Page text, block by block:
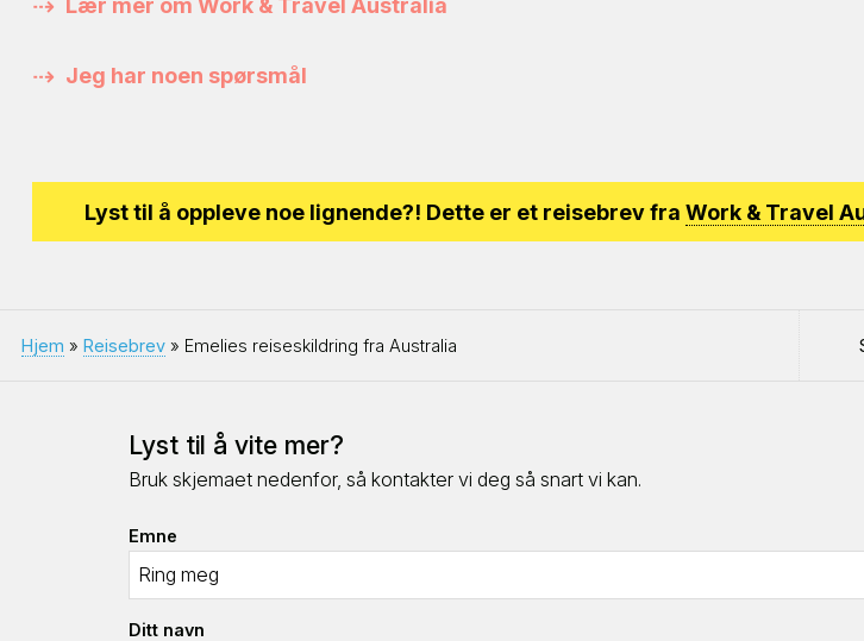
Jeg har noen spørsmål
Lyst til å oppleve noe lignende?! Dette er et reisebrev fraWork & Travel
Hjem » Reisebrev » Emelies reiseskildring fra Australia
Lyst til å vite mer?
Bruk skjemaet nedenfor, så kontakter vi deg så snart vi kan.
Emne
Ditt navn